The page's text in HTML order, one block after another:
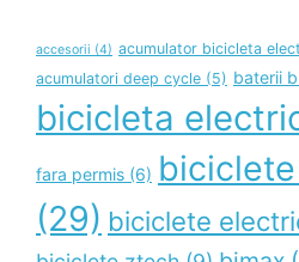
accesorii (4) acumulator bicicleta
acumulatori deep cycle (5) baterii
bicicleta
fara permis (6)
(29) biciclete